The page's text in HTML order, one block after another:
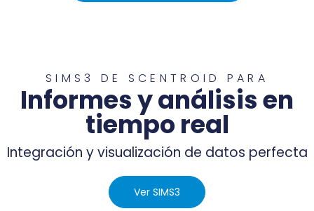
SIMS3 DE SCENTROID PARA
Informes y análisis en
tiempo real
Integración y visualización de datos perfecta
Ver SIMS3